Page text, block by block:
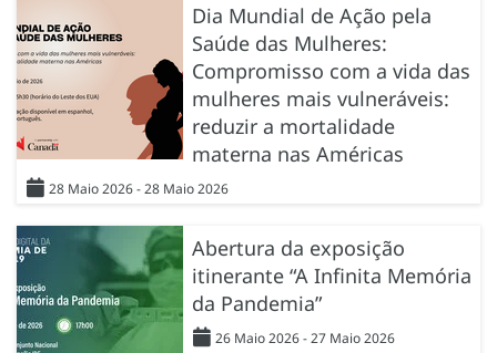
Dia Mundial de Ação pela
Saúde das Mulheres:
Compromisso com a vida das
mulheres mais vulneráveis:
reduzir a mortalidade
materna nas Américas
28 Maio 2026 - 28 Maio 2026
Abertura da exposição
itinerante “A Infinita Memória
da Pandemia”
26 Maio 2026 - 27 Maio 2026